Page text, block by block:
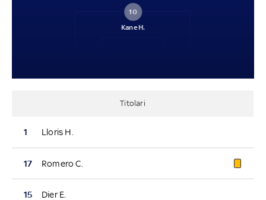
10
Kane H.
Titolari
1 Lloris H.
17 Romero C.
15 Dier E.